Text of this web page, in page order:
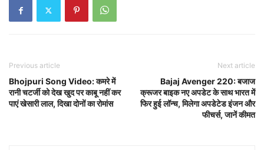
Previous article
Bhojpuri Song Video: कमरे में
रानी चटर्जी को देख खुद पर काबू नहीं कर
पाएं खेसारी लाल, दिखा दोनों का रोमांस
Next article
Bajaj Avenger 220: बजाज
क्रूजर बाइक नए अपडेट के साथ भारत में
फिर हुई लॉन्च, मिलेगा अपडेटेड इंजन और
फीचर्स, जानें कीमत